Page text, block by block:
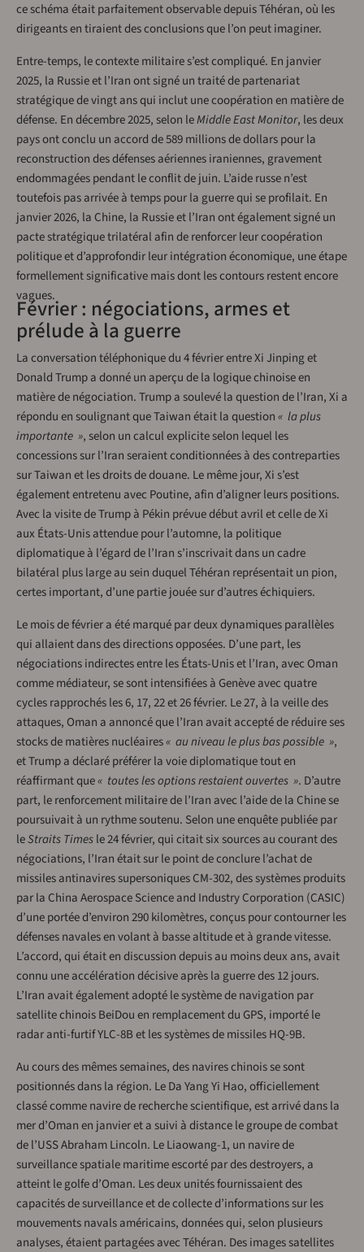
ce schéma était parfaitement observable depuis Téhéran, où les
dirigeants en tiraient des conclusions que l’on peut imaginer.
Entre-temps, le contexte militaire s’est compliqué. En janvier
2025, la Russie et l’Iran ont signé un traité de partenariat
stratégique de vingt ans qui inclut une coopération en matière de
défense. En décembre 2025, selon leMiddle East Monitor, les deux
pays ont conclu un accord de 589 millions de dollars pour la
reconstruction des défenses aériennes iraniennes, gravement
endommagées pendant le conflit de juin. L’aide russe n’est
toutefois pas arrivée à temps pour la guerre qui se profilait. En
janvier 2026, la Chine, la Russie et l’Iran ont également signé un
pacte stratégique trilatéral afin de renforcer leur coopération
politique et d’approfondir leur intégration économique, une étape
formellement significative mais dont les contours restent encore
vagues.
Février : négociations, armes et
prélude à la guerre
La conversation téléphonique du 4 février entre Xi Jinping et
Donald Trump a donné un aperçu de la logique chinoise en
matière de négociation. Trump a soulevé la question de l’Iran, Xi a
répondu en soulignant que Taiwan était la question« la plus
importante », selon un calcul explicite selon lequel les
concessions sur l’Iran seraient conditionnées à des contreparties
sur Taiwan et les droits de douane. Le même jour, Xi s’est
également entretenu avec Poutine, afin d’aligner leurs positions.
Avec la visite de Trump à Pékin prévue début avril et celle de Xi
aux États-Unis attendue pour l’automne, la politique
diplomatique à l’égard de l’Iran s’inscrivait dans un cadre
bilatéral plus large au sein duquel Téhéran représentait un pion,
certes important, d’une partie jouée sur d’autres échiquiers.
Le mois de février a été marqué par deux dynamiques parallèles
qui allaient dans des directions opposées. D’une part, les
négociations indirectes entre les États-Unis et l’Iran, avec Oman
comme médiateur, se sont intensifiées à Genève avec quatre
cycles rapprochés les 6, 17, 22 et 26 février. Le 27, à la veille des
attaques, Oman a annoncé que l’Iran avait accepté de réduire ses
stocks de matières nucléaires« au niveau le plus bas possible »,
et Trump a déclaré préférer la voie diplomatique tout en
réaffirmant que« toutes les options restaient ouvertes ». D’autre
part, le renforcement militaire de l’Iran avec l’aide de la Chine se
poursuivait à un rythme soutenu. Selon une enquête publiée par
leStraits Timesle 24 février, qui citait six sources au courant des
négociations, l’Iran était sur le point de conclure l’achat de
missiles antinavires supersoniques CM-302, des systèmes produits
par la China Aerospace Science and Industry Corporation (CASIC)
d’une portée d’environ 290 kilomètres, conçus pour contourner les
défenses navales en volant à basse altitude et à grande vitesse.
L’accord, qui était en discussion depuis au moins deux ans, avait
connu une accélération décisive après la guerre des 12 jours.
L’Iran avait également adopté le système de navigation par
satellite chinois BeiDou en remplacement du GPS, importé le
radar anti-furtif YLC-8B et les systèmes de missiles HQ-9B.
Au cours des mêmes semaines, des navires chinois se sont
positionnés dans la région. Le Da Yang Yi Hao, officiellement
classé comme navire de recherche scientifique, est arrivé dans la
mer d’Oman en janvier et a suivi à distance le groupe de combat
de l’USS Abraham Lincoln. Le Liaowang-1, un navire de
surveillance spatiale maritime escorté par des destroyers, a
atteint le golfe d’Oman. Les deux unités fournissaient des
capacités de surveillance et de collecte d’informations sur les
mouvements navals américains, données qui, selon plusieurs
analyses, étaient partagées avec Téhéran. Des images satellites